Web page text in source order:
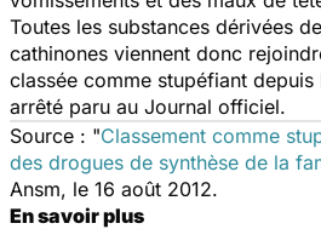
Toutes les substances dérivées
cathinones viennent donc
classée comme stupéfiant depuis
arrêté paru au Journal officiel.
Source : "Classement comme
des drogues de synthèse de la
Ansm, le 16 août 2012.
En savoir plus